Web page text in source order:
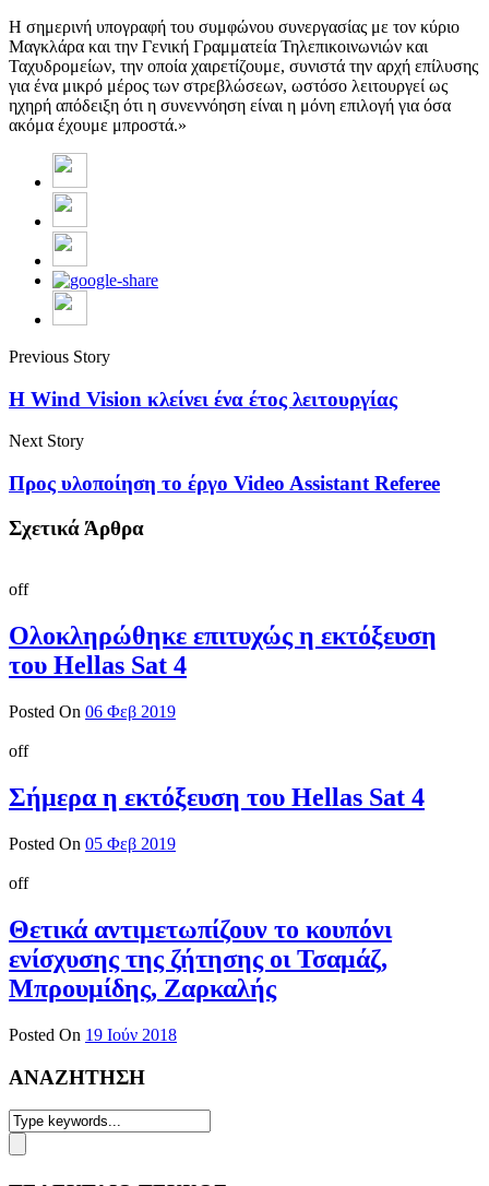
Η σημερινή υπογραφή του συμφώνου συνεργασίας με τον κύριο
Μαγκλάρα και την Γενική Γραμματεία Τηλεπικοινωνιών και
Ταχυδρομείων, την οποία χαιρετίζουμε, συνιστά την αρχή επίλυσης
για ένα μικρό μέρος των στρεβλώσεων, ωστόσο λειτουργεί ως
ηχηρή απόδειξη ότι η συνεννόηση είναι η μόνη επιλογή για όσα
ακόμα έχουμε μπροστά.»
Previous Story
Η Wind Vision κλείνει ένα έτος λειτουργίας
Next Story
Προς υλοποίηση το έργο Video Assistant Referee
Σχετικά Άρθρα
off
Ολοκληρώθηκε επιτυχώς η εκτόξευση
του Hellas Sat 4
Posted On 06 Φεβ 2019
off
Σήμερα η εκτόξευση του Hellas Sat 4
Posted On 05 Φεβ 2019
off
Θετικά αντιμετωπίζουν το κουπόνι
ενίσχυσης της ζήτησης οι Τσαμάζ,
Μπρουμίδης, Ζαρκαλής
Posted On 19 Ιούν 2018
ΑΝΑΖΗΤΗΣΗ